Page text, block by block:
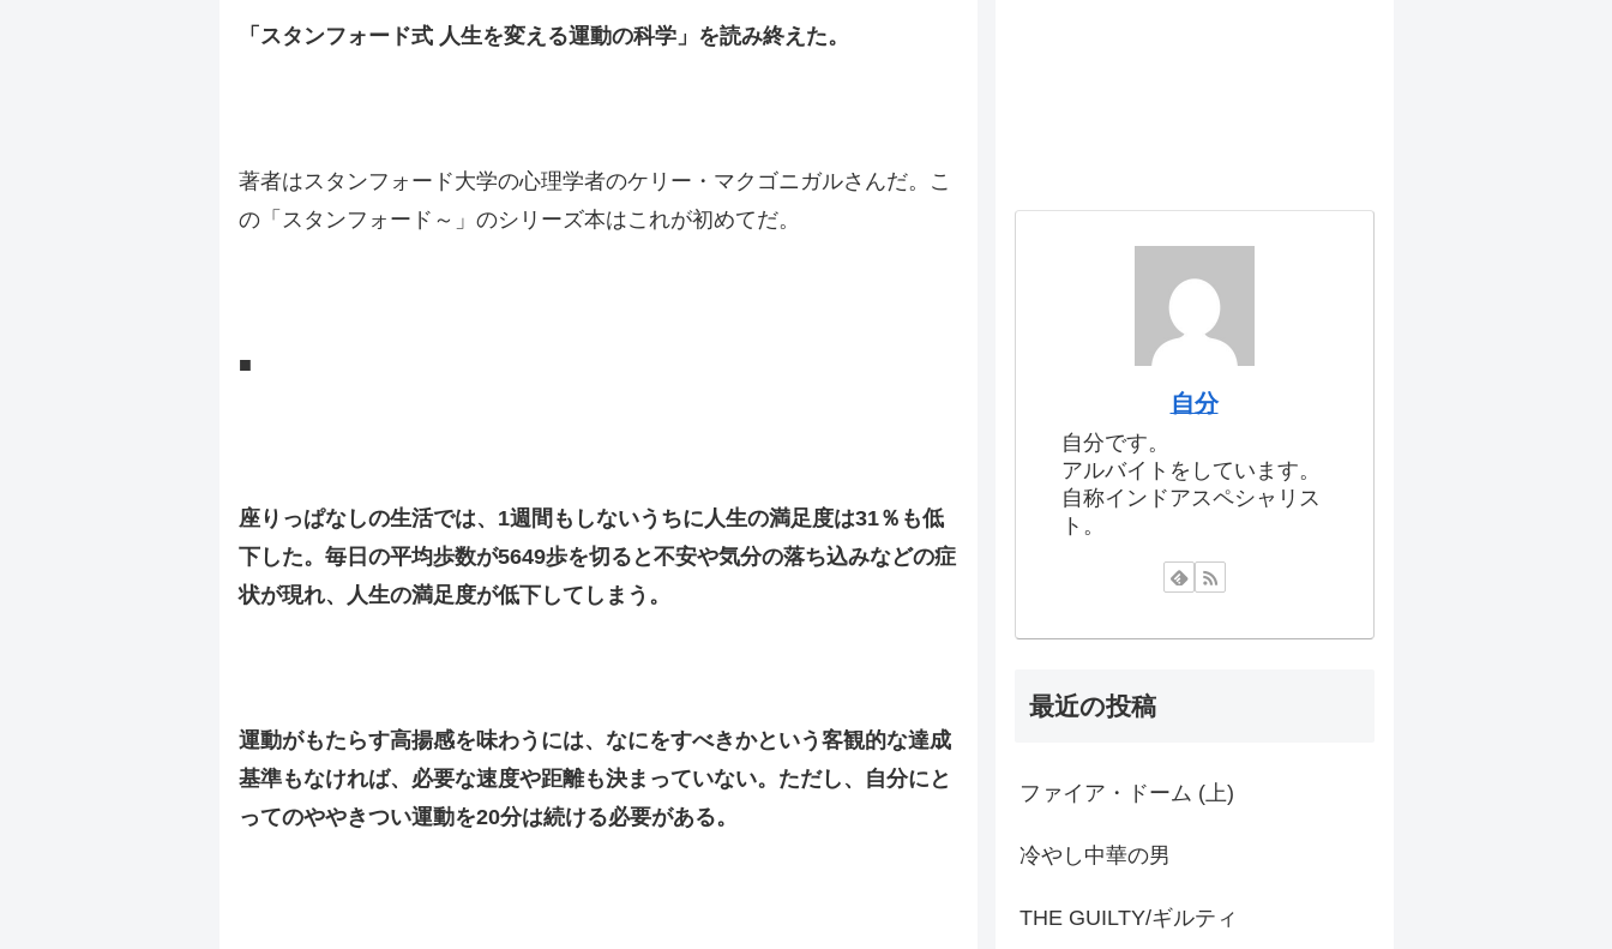
「スタンフォード式 人生を変える運動の科学」を読み終えた。
著者はスタンフォード大学の心理学者のケリー・マクゴニガルさんだ。こ
の「スタンフォード～」のシリーズ本はこれが初めてだ。
■
座りっぱなしの生活では、1週間もしないうちに人生の満足度は31％も低
下した。毎日の平均歩数が5649歩を切ると不安や気分の落ち込みなどの症
状が現れ、人生の満足度が低下してしまう。
運動がもたらす高揚感を味わうには、なにをすべきかという客観的な達成
基準もなければ、必要な速度や距離も決まっていない。ただし、自分にと
ってのややきつい運動を20分は続ける必要がある。
自分
自分です。
アルバイトをしています。
自称インドアスペシャリス
ト。
最近の投稿
ファイア・ドーム (上)
冷やし中華の男
THE GUILTY/ギルティ